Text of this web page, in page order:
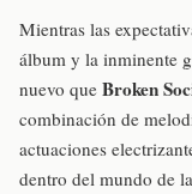
Mientras las
álbum y la inminente
nuevo que Broken
combinación de
actuaciones
dentro del mundo de